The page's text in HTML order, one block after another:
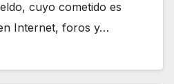
cuyo cometido es
Internet, foros y…